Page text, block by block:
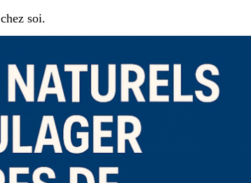
soi.